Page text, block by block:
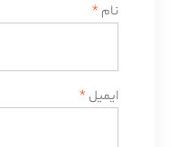
نام *
ایمیل *